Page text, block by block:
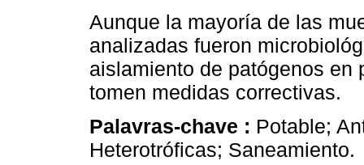
Aunque la mayoría de las
analizadas fueron
aislamiento de patógenos en
tomen medidas correctivas.
Palavras-chave : Potable;
Heterotróficas; Saneamiento.